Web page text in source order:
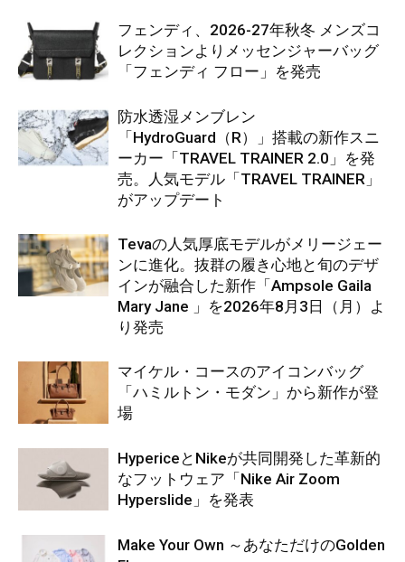
フェンディ、2026-27年秋冬 メンズコ
レクションよりメッセンジャーバッグ
「フェンディ フロー」を発売
防水透湿メンブレン
「HydroGuard（R）」搭載の新作スニ
ーカー「TRAVEL TRAINER 2.0」を発
売。人気モデル「TRAVEL TRAINER」
がアップデート
Tevaの人気厚底モデルがメリージェー
ンに進化。抜群の履き心地と旬のデザ
インが融合した新作「Ampsole Gaila
Mary Jane 」を2026年8月3日（月）よ
り発売
マイケル・コースのアイコンバッグ
「ハミルトン・モダン」から新作が登
場
HypericeとNikeが共同開発した革新的
なフットウェア「Nike Air Zoom
Hyperslide」を発表
Make Your Own ～あなただけのGolden